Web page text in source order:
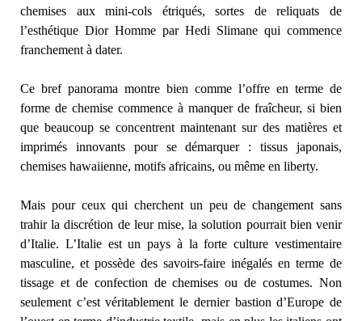
chemises aux mini-cols étriqués, sortes de reliquats de
l’esthétique Dior Homme par Hedi Slimane qui commence
franchement à dater.
Ce bref panorama montre bien comme l’offre en terme de
forme de chemise commence à manquer de fraîcheur, si bien
que beaucoup se concentrent maintenant sur des matières et
imprimés innovants pour se démarquer : tissus japonais,
chemises hawaiienne, motifs africains, ou même en liberty.
Mais pour ceux qui cherchent un peu de changement sans
trahir la discrétion de leur mise, la solution pourrait bien venir
d’Italie. L’Italie est un pays à la forte culture vestimentaire
masculine, et possède des savoirs-faire inégalés en terme de
tissage et de confection de chemises ou de costumes. Non
seulement c’est véritablement le dernier bastion d’Europe de